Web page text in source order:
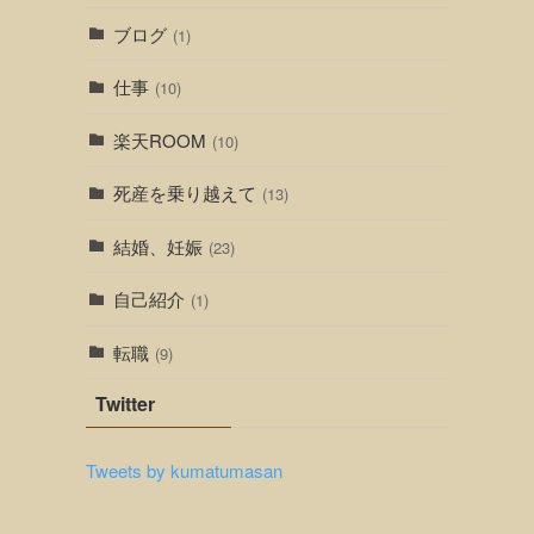
ブログ (1)
仕事 (10)
楽天ROOM (10)
死産を乗り越えて (13)
結婚、妊娠 (23)
自己紹介 (1)
転職 (9)
Twitter
Tweets by kumatumasan